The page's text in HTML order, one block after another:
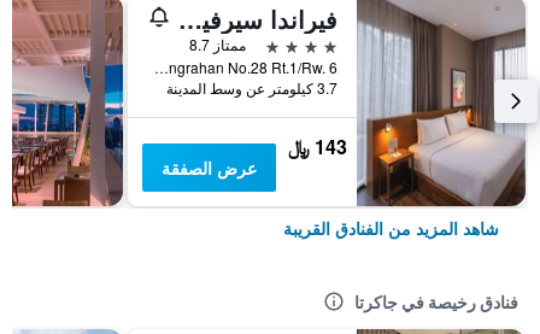
فيراندا سيرفيسد ريزيدنس بوري
4 نجوم
ممتاز 8.7
Jl. Pesangrahan No.28 Rt.1/Rw. 6, جاكرتا, إندونيسيا
3.7 كيلومتر عن وسط المدينة
143 ﷼
عرض الصفقة
شاهد المزيد من الفنادق القريبة
فنادق رخيصة في جاكرتا